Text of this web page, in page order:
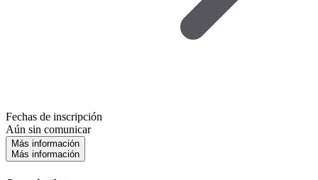
Fechas de inscripción
Aún sin comunicar
Más información
Más información